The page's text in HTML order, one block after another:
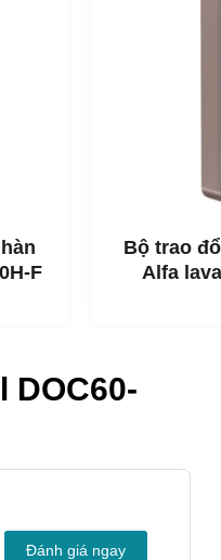
F
Bộ trao
Alfa
DOC60-
Đánh giá ngay